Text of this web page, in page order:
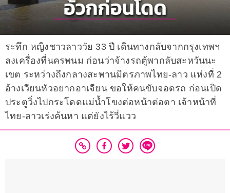
ระทึก หญิงชาวลาววัย 33 ปี เดินทางกลับจากกรุงเทพฯ
ลงเครื่องที่นครพนม ก่อนว่าจ้างรถตู้พากลับสะหวันนะ
เขต ระหว่างถึงกลางสะพานมิตรภาพไทย-ลาว แห่งที่ 2
อ้างเวียนหัวอยากอาเจียน ขอให้คนขับจอดรถ ก่อนเปิด
ประตูวิ่งไปกระโดดแม่น้ำโขงต่อหน้าต่อตา เจ้าหน้าที่
ไทย-ลาวเร่งค้นหา แต่ยังไร้วี่แวว